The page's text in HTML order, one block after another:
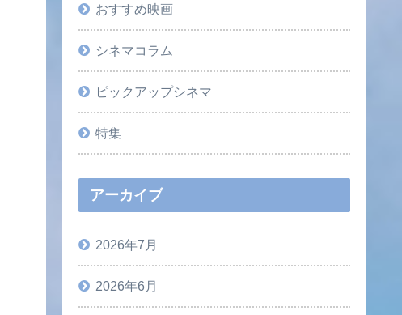
おすすめ映画
シネマコラム
ピックアップシネマ
特集
アーカイブ
2026年7月
2026年6月